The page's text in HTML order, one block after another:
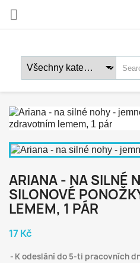

ARIANA - NA SILNÉ
SILONOVÉ
LEMEM, 1 PÁR
17 Kč
K odeslání do 5-ti pracovních